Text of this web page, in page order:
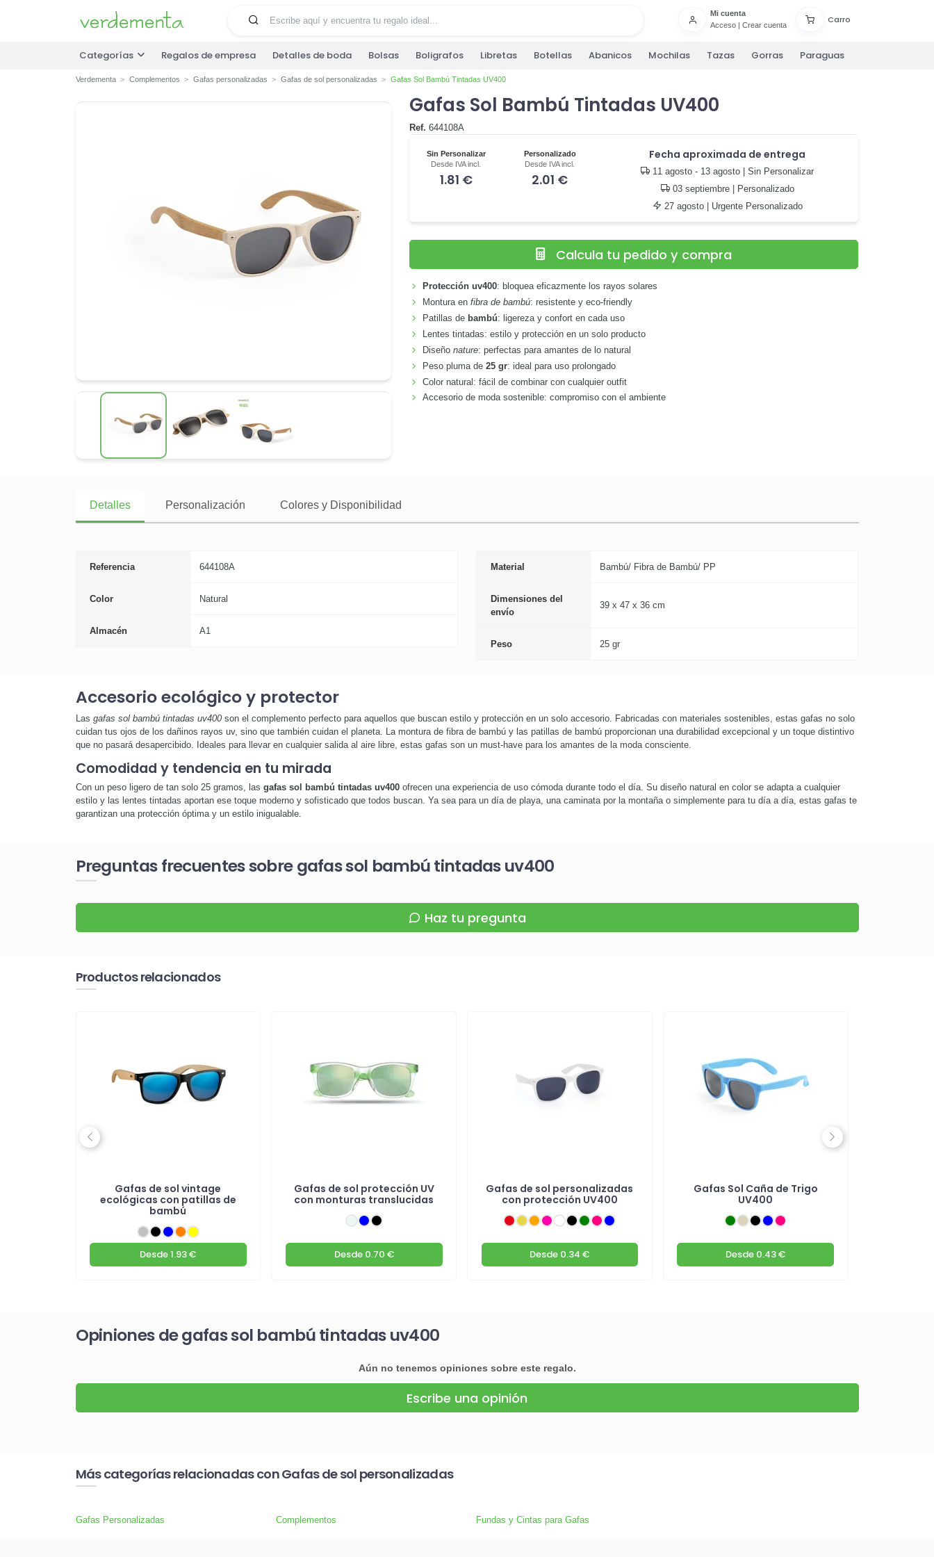
Mi cuenta
Acceso| Crear cuenta
Carro
Categorías Regalos de empresa Detalles de boda Bolsas Boligrafos Libretas Botellas Abanicos Mochilas Tazas Gorras Paraguas
Verdementa Complementos Gafas personalizadas Gafas de sol personalizadas Gafas Sol Bambú Tintadas UV400
Gafas Sol Bambú Tintadas UV400
Ref. 644108A
Sin Personalizar
Desde IVA incl.
1.81 €
Personalizado
Desde IVA incl.
2.01 €
Fecha aproximada de entrega
11 agosto - 13 agosto | Sin Personalizar
03 septiembre| Personalizado
27 agosto| Urgente Personalizado
Calcula tu pedido y compra
Protección uv400: bloquea eficazmente los rayos solares
Montura enfibra de bambú: resistente y eco-friendly
Patillas de bambú: ligereza y confort en cada uso
Lentes tintadas: estilo y protección en un solo producto
Diseñonature: perfectas para amantes de lo natural
Peso pluma de25 gr: ideal para uso prolongado
Color natural: fácil de combinar con cualquier outfit
Accesorio de moda sostenible: compromiso con el ambiente
Detalles Personalización Colores y Disponibilidad
Referencia 644108A
Color Natural
Almacén A1
Material Bambú/ Fibra de Bambú/ PP
Dimensiones del
envío
39 x 47 x 36 cm
Peso 25 gr
Accesorio ecológico y protector
Las gafas sol bambú tintadas uv400son el complemento perfecto para aquellos que buscan estilo y protección en un solo accesorio. Fabricadas con materiales sostenibles, estas gafas no solo
cuidan tus ojos de los dañinos rayos uv, sino que también cuidan el planeta. La montura de fibra de bambú y las patillas de bambú proporcionan una durabilidad excepcional y un toque distintivo
que no pasará desapercibido. Ideales para llevar en cualquier salida al aire libre, estas gafas son un must-have para los amantes de la moda consciente.
Comodidad y tendencia en tu mirada
Con un peso ligero de tan solo 25 gramos, las gafas sol bambú tintadas uv400ofrecen una experiencia de uso cómoda durante todo el día. Su diseño natural en color se adapta a cualquier
estilo y las lentes tintadas aportan ese toque moderno y sofisticado que todos buscan. Ya sea para un día de playa, una caminata por la montaña o simplemente para tu día a día, estas gafas te
garantizan una protección óptima y un estilo inigualable.
Preguntas frecuentes sobre gafas sol bambú tintadas uv400
Haz tu pregunta
Productos relacionados
Gafas de sol vintage
ecológicas con patillas de
bambú
Desde1.93 €
Gafas de sol protección UV
con monturas translucidas
Desde0.70 €
Gafas de sol personalizadas
con protección UV400
Desde 0.34 €
Gafas Sol Caña de Trigo
UV400
Desde 0.43 €
Previous Next
Opiniones de gafas sol bambú tintadas uv400
Aún no tenemos opiniones sobre este regalo.
Escribe una opinión
Más categorías relacionadas con Gafas de sol personalizadas
Gafas Personalizadas Complementos Fundas y Cintas para Gafas